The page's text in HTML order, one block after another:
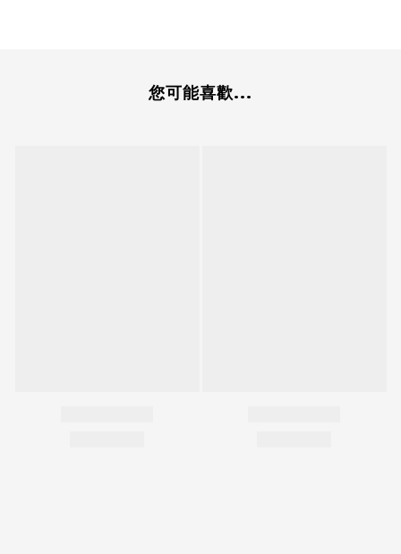
您可能喜歡...